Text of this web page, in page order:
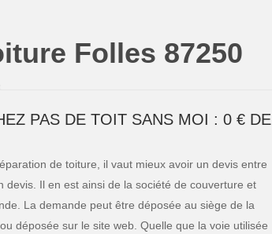
Folles 87250
PAS DE TOIT SANS MOI : 0 € DE
de toiture, il vaut mieux avoir un devis entre
Il en est ainsi de la société de couverture et
La demande peut être déposée au siège de la
déposée sur le site web. Quelle que la voie utilisée